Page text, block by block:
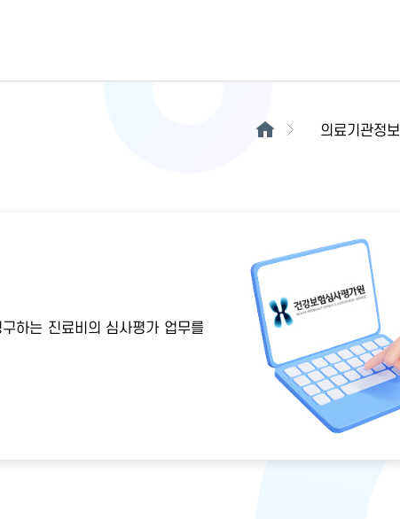
의료기관정보
하는 진료비의 심사평가 업무를